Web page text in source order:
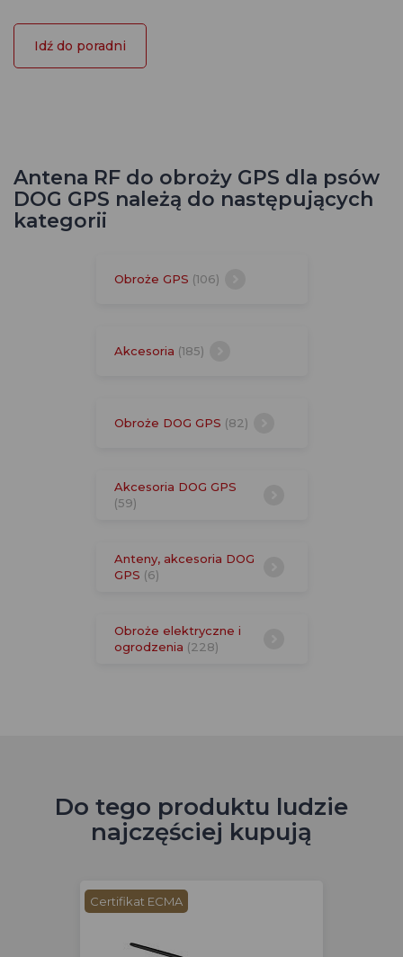
Idź do poradni
Antena RF do obroży GPS dla psów
DOG GPS należą do następujących
kategorii
Obroże GPS (106)
Akcesoria (185)
Obroże DOG GPS (82)
Akcesoria DOG GPS
(59)
Anteny, akcesoria DOG
GPS (6)
Obroże elektryczne i
ogrodzenia (228)
Do tego produktu ludzie
najczęściej kupują
Certifikat ECMA